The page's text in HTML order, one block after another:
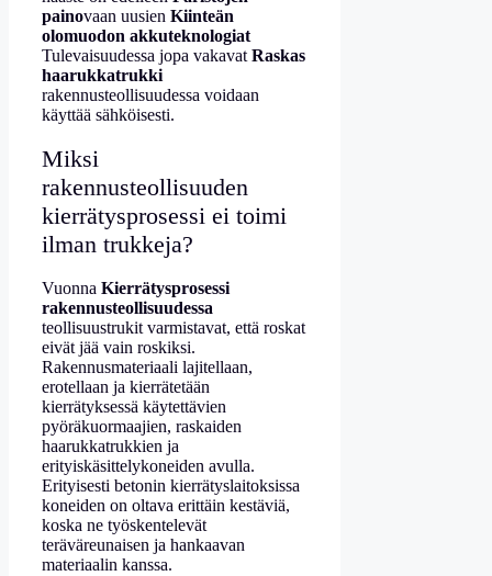
painovaan uusien Kiinteän
olomuodon akkuteknologiat
Tulevaisuudessa jopa vakavat Raskas
haarukkatrukki
rakennusteollisuudessa voidaan
käyttää sähköisesti.
Miksi
rakennusteollisuuden
kierrätysprosessi ei toimi
ilman trukkeja?
Vuonna Kierrätysprosessi
rakennusteollisuudessa
teollisuustrukit varmistavat, että roskat
eivät jää vain roskiksi.
Rakennusmateriaali lajitellaan,
erotellaan ja kierrätetään
kierrätyksessä käytettävien
pyöräkuormaajien, raskaiden
haarukkatrukkien ja
erityiskäsittelykoneiden avulla.
Erityisesti betonin kierrätyslaitoksissa
koneiden on oltava erittäin kestäviä,
koska ne työskentelevät
teräväreunaisen ja hankaavan
materiaalin kanssa.